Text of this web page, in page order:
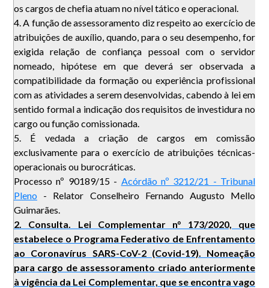
os cargos de chefia atuam no nível tático e operacional.
4. A função de assessoramento diz respeito ao exercício de
atribuições de auxílio, quando, para o seu desempenho, for
exigida relação de confiança pessoal com o servidor
nomeado, hipótese em que deverá ser observada a
compatibilidade da formação ou experiência profissional
com as atividades a serem desenvolvidas, cabendo à lei em
sentido formal a indicação dos requisitos de investidura no
cargo ou função comissionada.
5. É vedada a criação de cargos em comissão
exclusivamente para o exercício de atribuições técnicas-
operacionais ou burocráticas.
Processo nº 90189/15 - Acórdão nº 3212/21 - Tribunal
Pleno - Relator Conselheiro Fernando Augusto Mello
Guimarães.
2. Consulta. Lei Complementar n° 173/2020, que
estabelece o Programa Federativo de Enfrentamento
ao Coronavírus SARS-CoV-2 (Covid-19). Nomeação
para cargo de assessoramento criado anteriormente
à vigência da Lei Complementar, que se encontra vago